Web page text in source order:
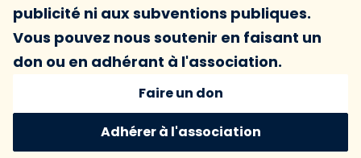
publicité ni aux subventions publiques.
Vous pouvez nous soutenir en faisant un
don ou en adhérant à l'association.
Faire un don
Adhérer à l'association